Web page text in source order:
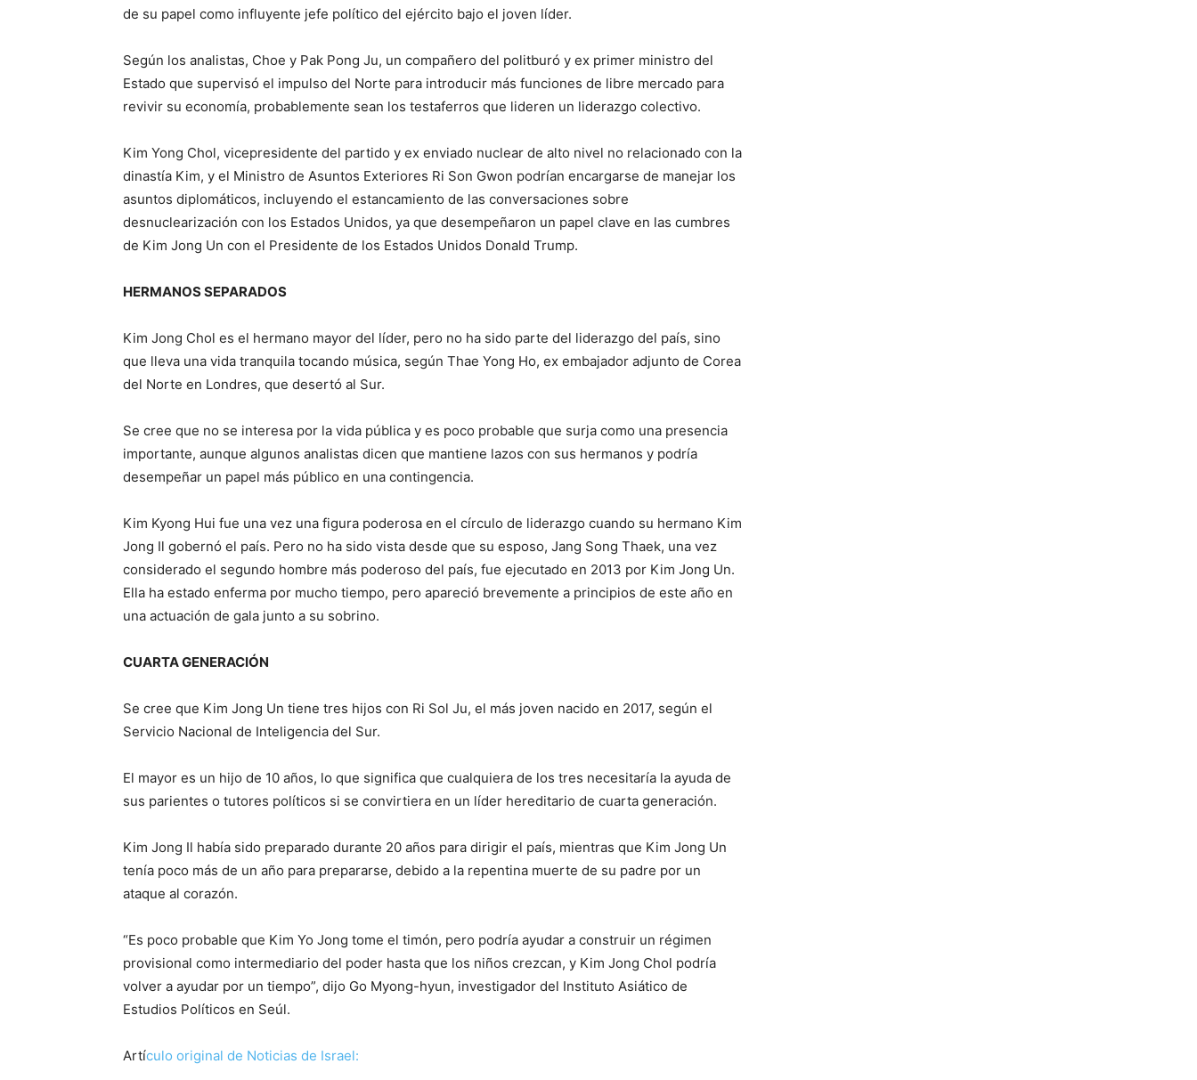
de su papel como influyente jefe político del ejército bajo el joven líder.
Según los analistas, Choe y Pak Pong Ju, un compañero del politburó y ex primer ministro del
Estado que supervisó el impulso del Norte para introducir más funciones de libre mercado para
revivir su economía, probablemente sean los testaferros que lideren un liderazgo colectivo.
Kim Yong Chol, vicepresidente del partido y ex enviado nuclear de alto nivel no relacionado con la
dinastía Kim, y el Ministro de Asuntos Exteriores Ri Son Gwon podrían encargarse de manejar los
asuntos diplomáticos, incluyendo el estancamiento de las conversaciones sobre
desnuclearización con los Estados Unidos, ya que desempeñaron un papel clave en las cumbres
de Kim Jong Un con el Presidente de los Estados Unidos Donald Trump.
HERMANOS SEPARADOS
Kim Jong Chol es el hermano mayor del líder, pero no ha sido parte del liderazgo del país, sino
que lleva una vida tranquila tocando música, según Thae Yong Ho, ex embajador adjunto de Corea
del Norte en Londres, que desertó al Sur.
Se cree que no se interesa por la vida pública y es poco probable que surja como una presencia
importante, aunque algunos analistas dicen que mantiene lazos con sus hermanos y podría
desempeñar un papel más público en una contingencia.
Kim Kyong Hui fue una vez una figura poderosa en el círculo de liderazgo cuando su hermano Kim
Jong Il gobernó el país. Pero no ha sido vista desde que su esposo, Jang Song Thaek, una vez
considerado el segundo hombre más poderoso del país, fue ejecutado en 2013 por Kim Jong Un.
Ella ha estado enferma por mucho tiempo, pero apareció brevemente a principios de este año en
una actuación de gala junto a su sobrino.
CUARTA GENERACIÓN
Se cree que Kim Jong Un tiene tres hijos con Ri Sol Ju, el más joven nacido en 2017, según el
Servicio Nacional de Inteligencia del Sur.
El mayor es un hijo de 10 años, lo que significa que cualquiera de los tres necesitaría la ayuda de
sus parientes o tutores políticos si se convirtiera en un líder hereditario de cuarta generación.
Kim Jong Il había sido preparado durante 20 años para dirigir el país, mientras que Kim Jong Un
tenía poco más de un año para prepararse, debido a la repentina muerte de su padre por un
ataque al corazón.
“Es poco probable que Kim Yo Jong tome el timón, pero podría ayudar a construir un régimen
provisional como intermediario del poder hasta que los niños crezcan, y Kim Jong Chol podría
volver a ayudar por un tiempo”, dijo Go Myong-hyun, investigador del Instituto Asiático de
Estudios Políticos en Seúl.
Artículo original de Noticias de Israel: